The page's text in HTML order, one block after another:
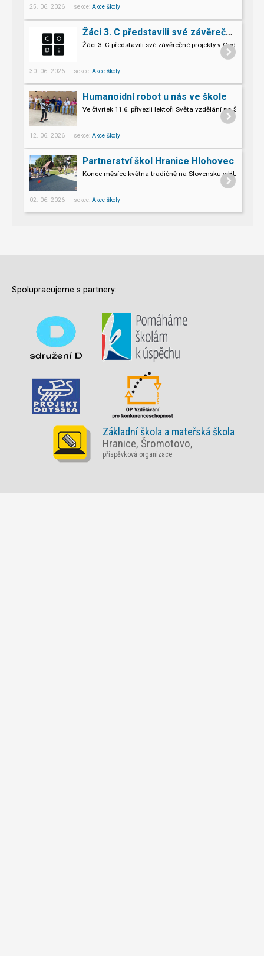
25. 06. 2026 sekce: Akce školy
Žáci 3. C představili své závěrečné projekty v Code.org
Žáci 3. C představili své závěrečné projekty v Code.org
30. 06. 2026 sekce: Akce školy
Humanoidní robot u nás ve škole
Ve čtvrtek 11.6. přivezli lektoři Světa vzdělání na
Pro naše třeťáky a páťáky to byl opravdu nevšední zážitek.
12. 06. 2026 sekce: Akce školy
Partnerství škol Hranice Hlohovec
Konec měsíce května tradičně na Slovensku v HLOHOVCI!
02. 06. 2026 sekce: Akce školy
Spolupracujeme s partnery:
Základní škola a mateřská škola
Hranice, Šromotovo,
příspěvková organizace